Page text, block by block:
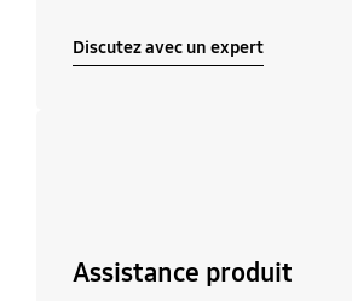
Discutez avec un expert
Assistance produit